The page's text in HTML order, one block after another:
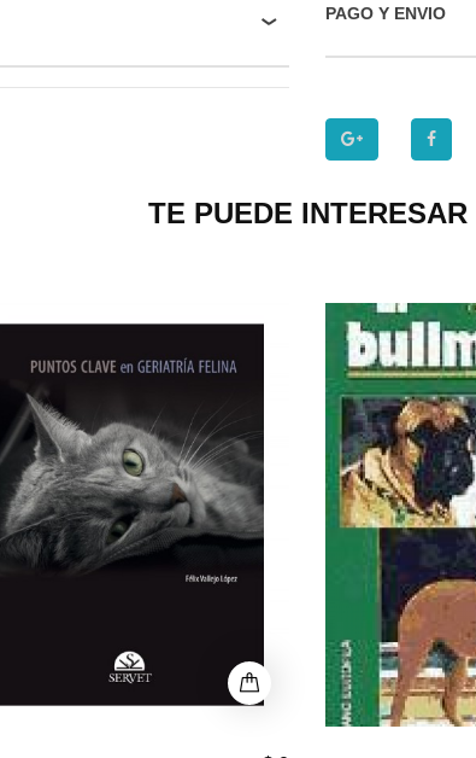
PAGO Y ENVIO
TE PUEDE INTERESAR